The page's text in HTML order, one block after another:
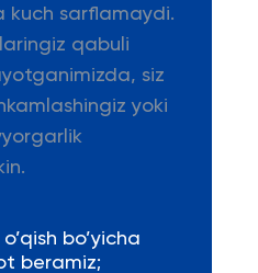
sarflamaydi.
qabuli
siz
yoki
bo’yicha
beramiz;